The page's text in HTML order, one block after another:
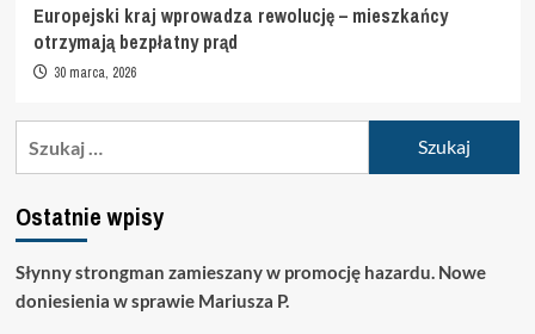
Europejski kraj wprowadza rewolucję – mieszkańcy
otrzymają bezpłatny prąd
30 marca, 2026
Ostatnie wpisy
Słynny strongman zamieszany w promocję hazardu. Nowe
doniesienia w sprawie Mariusza P.